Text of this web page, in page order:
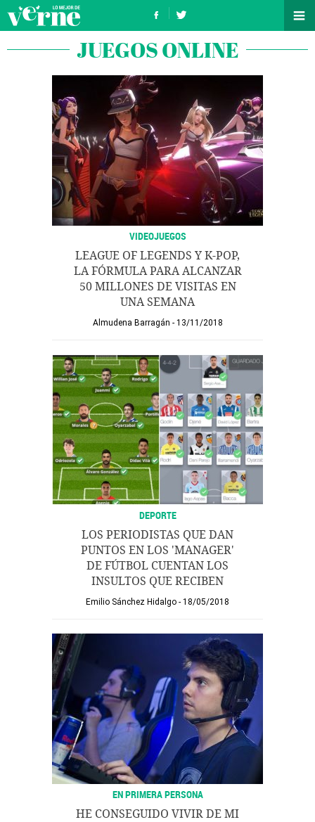
JUEGOS ONLINE
VIDEOJUEGOS
LEAGUE OF LEGENDS Y K-POP,
LA FÓRMULA PARA ALCANZAR
50 MILLONES DE VISITAS EN
UNA SEMANA
Almudena Barragán 13/11/2018
DEPORTE
LOS PERIODISTAS QUE DAN
PUNTOS EN LOS 'MANAGER'
DE FÚTBOL CUENTAN LOS
INSULTOS QUE RECIBEN
Emilio Sánchez Hidalgo 18/05/2018
EN PRIMERA PERSONA
HE CONSEGUIDO VIVIR DE MI